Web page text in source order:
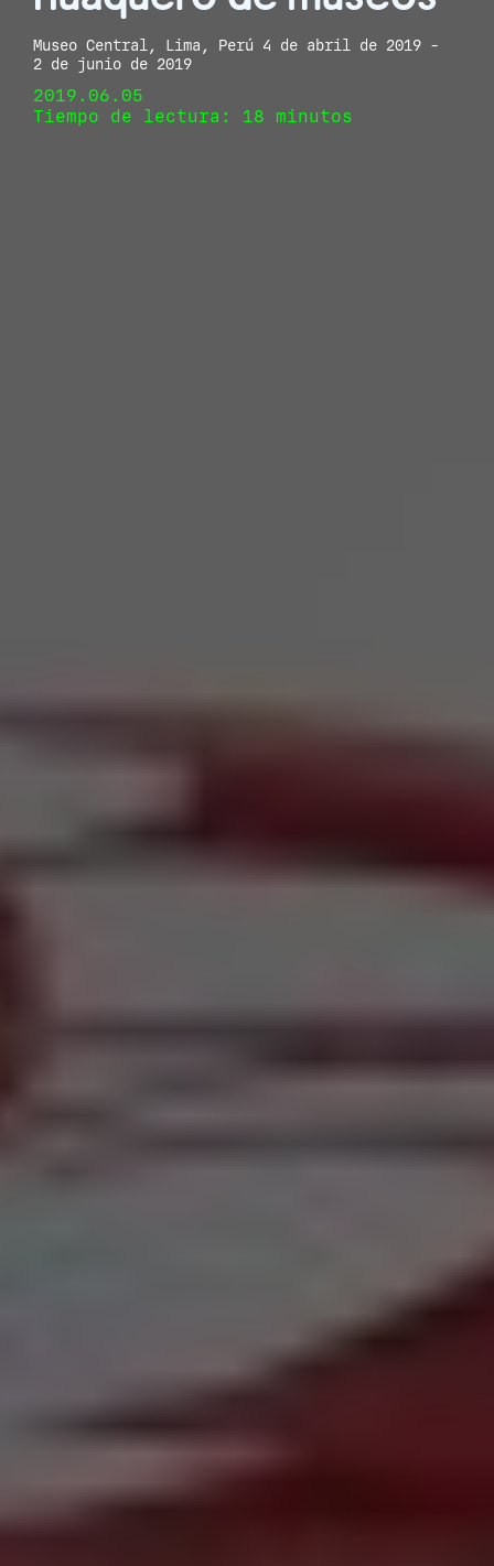
Museo Central, Lima, Perú 4 de abril de 2019 -
2 de junio de 2019
2019.06.05
Tiempo de lectura: 18 minutos